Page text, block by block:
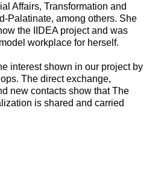
Affairs, Transformation and
Palatinate, among others. She
the IIDEA project and was
workplace for herself.
interest shown in our project by
The direct exchange,
new contacts show that The
is shared and carried